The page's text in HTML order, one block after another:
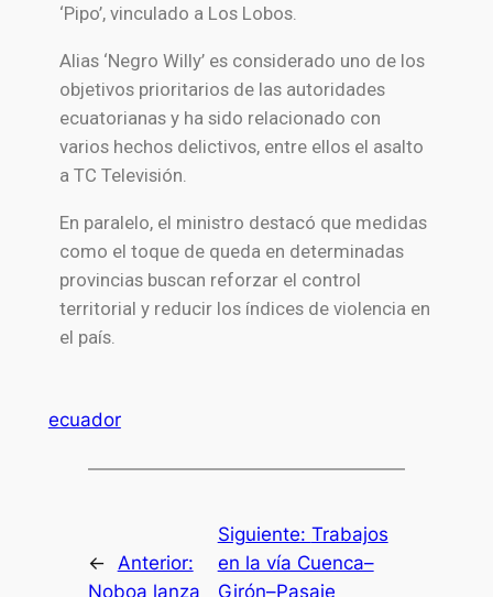
‘Pipo’, vinculado a Los Lobos.
Alias ‘Negro Willy’ es considerado uno de los
objetivos prioritarios de las autoridades
ecuatorianas y ha sido relacionado con
varios hechos delictivos, entre ellos el asalto
a TC Televisión.
En paralelo, el ministro destacó que medidas
como el toque de queda en determinadas
provincias buscan reforzar el control
territorial y reducir los índices de violencia en
el país.
ecuador
←
Anterior:
Noboa lanza
Siguiente: Trabajos
en la vía Cuenca–
Girón–Pasaje